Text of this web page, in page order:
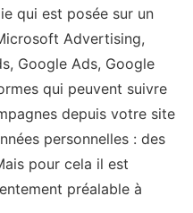
qui est posée sur un
Advertising,
Google Ads, Google
qui peuvent suivre
depuis votre site
personnelles : des
pour cela il est
préalable à